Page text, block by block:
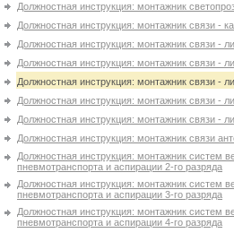
Должностная инструкция: монтажник
Должностная инструкция: монтажник связи -
Должностная инструкция: монтажник связи -
Должностная инструкция: монтажник связи -
Должностная инструкция: монтажник связи -
Должностная инструкция: монтажник связи -
Должностная инструкция: монтажник связи -
Должностная инструкция: монтажник связи
Должностная инструкция: монтажник систем
пневмотранспорта и аспирации 2-го разряда
Должностная инструкция: монтажник систем
пневмотранспорта и аспирации 3-го разряда
Должностная инструкция: монтажник систем
пневмотранспорта и аспирации 4-го разряда